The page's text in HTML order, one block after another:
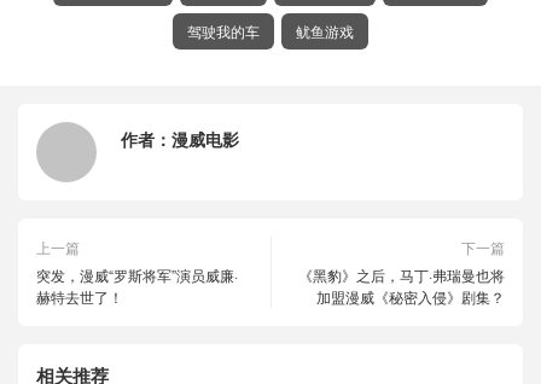
驾驶我的车 鱿鱼游戏
作者： 漫威电影
上一篇
突发，漫威“罗斯将军”演员威廉·
赫特去世了！
下一篇
《黑豹》之后，马丁·弗瑞曼也将
加盟漫威《秘密入侵》剧集？
相关推荐